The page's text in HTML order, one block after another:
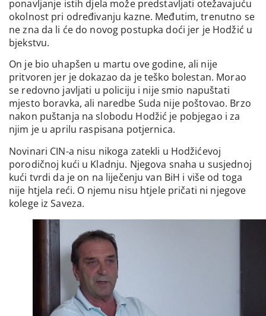
ponavljanje istih djela može predstavljati otežavajuću
okolnost pri određivanju kazne. Međutim, trenutno se
ne zna da li će do novog postupka doći jer je Hodžić u
bjekstvu.
On je bio uhapšen u martu ove godine, ali nije
pritvoren jer je dokazao da je teško bolestan. Morao
se redovno javljati u policiju i nije smio napuštati
mjesto boravka, ali naredbe Suda nije poštovao. Brzo
nakon puštanja na slobodu Hodžić je pobjegao i za
njim je u aprilu raspisana potjernica.
Novinari CIN-a nisu nikoga zatekli u Hodžićevoj
porodičnoj kući u Kladnju. Njegova snaha u susjednoj
kući tvrdi da je on na liječenju van BiH i više od toga
nije htjela reći. O njemu nisu htjele pričati ni njegove
kolege iz Saveza.